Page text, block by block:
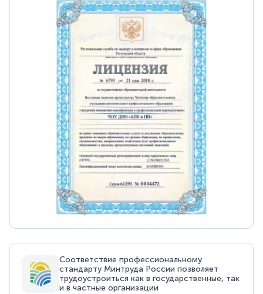
Соответствие профессиональному
стандарту Минтруда России позволяет
трудоустроиться как в государственные, так
и в частные организации